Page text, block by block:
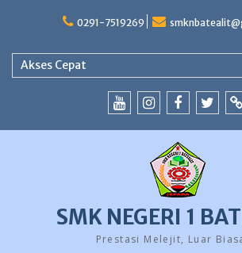
0291-7519269
Akses Cepat
SMK NEGERI 1
Prestasi Melejit, Luar